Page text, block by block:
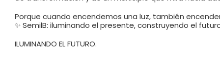
Porque cuando encendemos una luz, también
✨ SemilB: iluminando el presente, construyendo el
ILUMINANDO EL FUTURO.